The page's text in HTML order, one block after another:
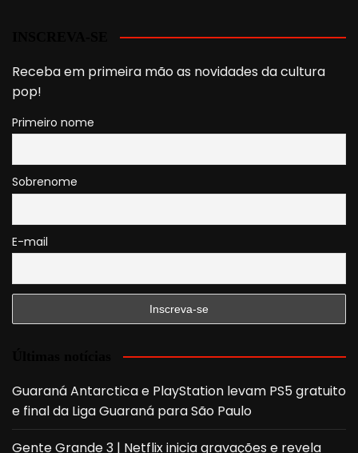
Receba em primeira mão as novidades da cultura
pop!
Primeiro nome
Sobrenome
E-mail
Guaraná Antarctica e PlayStation levam PS5 gratuito
e final da Liga Guaraná para São Paulo
Gente Grande 3 | Netflix inicia gravações e revela